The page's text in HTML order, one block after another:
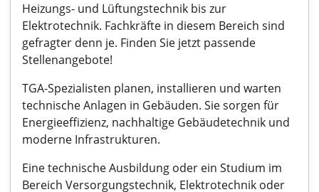
Heizungs- und Lüftungstechnik bis zur
Elektrotechnik. Fachkräfte in diesem Bereich sind
gefragter denn je. Finden Sie jetzt passende
Stellenangebote!
TGA-Spezialisten planen, installieren und warten
technische Anlagen in Gebäuden. Sie sorgen für
Energieeffizienz, nachhaltige Gebäudetechnik und
moderne Infrastrukturen.
Eine technische Ausbildung oder ein Studium im
Bereich Versorgungstechnik, Elektrotechnik oder